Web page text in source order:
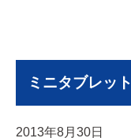
ミニタブレット
2013年8月30日